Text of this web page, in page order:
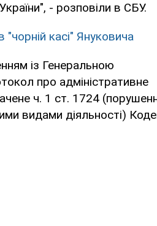
- розповіли в СБУ.
касі" Януковича
із Генеральною
про адміністративне
ч. 1 ст. 1724
видами діяльності)